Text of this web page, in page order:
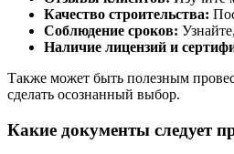
Качество строительства:
Соблюдение сроков:
Наличие лицензий и
Также может быть полезным
сделать осознанный выбор.
Какие документы следует